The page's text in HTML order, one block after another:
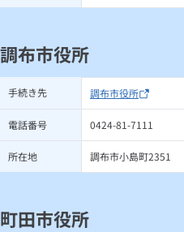
調布市役所
手続き先 調布市役所
電話番号 0424-81-7111
所在地 調布市小島町2351
町田市役所